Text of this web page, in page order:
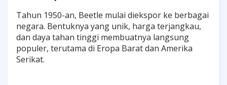
Tahun 1950-an, Beetle mulai diekspor ke berbagai
negara. Bentuknya yang unik, harga terjangkau,
dan daya tahan tinggi membuatnya langsung
populer, terutama di Eropa Barat dan Amerika
Serikat.